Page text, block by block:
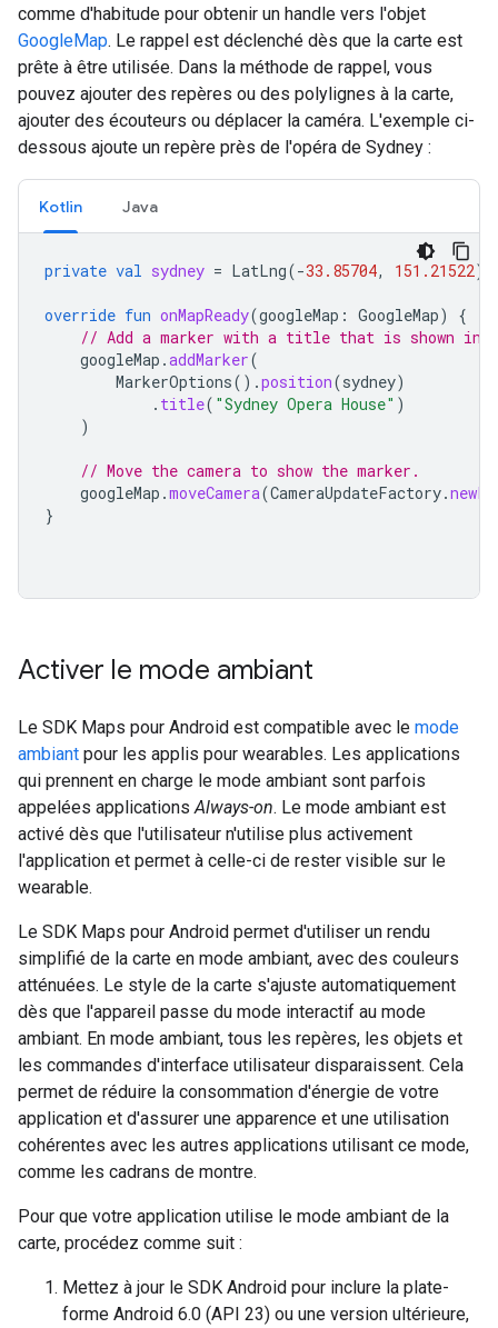
comme d'habitude pour obtenir un handle vers l'objet
GoogleMap. Le rappel est déclenché dès que la carte est
prête à être utilisée. Dans la méthode de rappel, vous
pouvez ajouter des repères ou des polylignes à la carte,
ajouter des écouteurs ou déplacer la caméra. L'exemple ci-
dessous ajoute un repère près de l'opéra de Sydney :
Kotlin Java
private val sydney = LatLng(-33.85704, 151.21522)
override fun onMapReady(googleMap : GoogleMap)
{
// Add a marker with a title that is shown in
googleMap .addMarker(
MarkerOptions().position(sydney)
. title( "Sydney Opera House" )
)
// Move the camera to show the marker.
googleMap .moveCamera(CameraUpdateFactory.
}
Activer le mode ambiant
Le SDK Maps pour Android est compatible avec le mode
ambiant pour les applis pour wearables. Les applications
qui prennent en charge le mode ambiant sont parfois
appelées applicationsAlways-on. Le mode ambiant est
activé dès que l'utilisateur n'utilise plus activement
l'application et permet à celle-ci de rester visible sur le
wearable.
Le SDK Maps pour Android permet d'utiliser un rendu
simplifié de la carte en mode ambiant, avec des couleurs
atténuées. Le style de la carte s'ajuste automatiquement
dès que l'appareil passe du mode interactif au mode
ambiant. En mode ambiant, tous les repères, les objets et
les commandes d'interface utilisateur disparaissent. Cela
permet de réduire la consommation d'énergie de votre
application et d'assurer une apparence et une utilisation
cohérentes avec les autres applications utilisant ce mode,
comme les cadrans de montre.
Pour que votre application utilise le mode ambiant de la
carte, procédez comme suit :
Mettez à jour le SDK Android pour inclure la plate-
forme Android 6.0 (API 23) ou une version ultérieure,